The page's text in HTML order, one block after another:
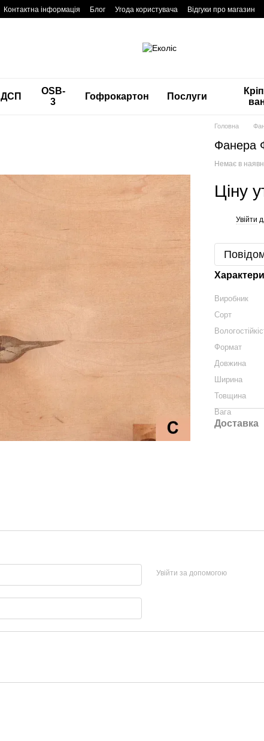
Контактна інформація Блог Угода користувача Відгуки про магазин
ДСП
OSB-
3
Гофрокартон Послуги
Головна
Фанера
Немає в
Ціну
Увійти
Виробник
Сорт
Формат
Довжина
Ширина
Товщина
Вага
Доставка
Увійти за допомогою